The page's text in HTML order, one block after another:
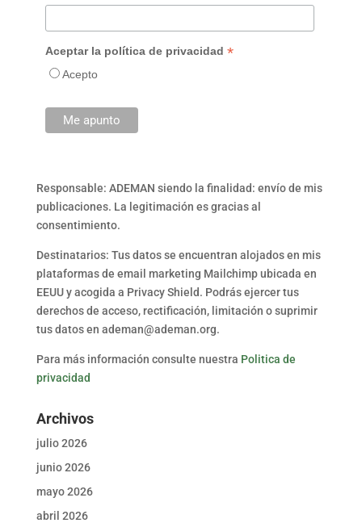
Aceptar la política de privacidad *
Acepto
Responsable: ADEMAN siendo la finalidad: envío de mis
publicaciones. La legitimación es gracias al
consentimiento.
Destinatarios: Tus datos se encuentran alojados en mis
plataformas de email marketing Mailchimp ubicada en
EEUU y acogida a Privacy Shield. Podrás ejercer tus
derechos de acceso, rectificación, limitación o suprimir
tus datos en ademan@ademan.org.
Para más información consulte nuestra Politica de
privacidad
Archivos
julio 2026
junio 2026
mayo 2026
abril 2026